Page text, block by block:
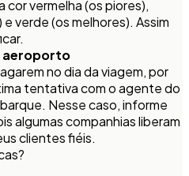
cor vermelha (os piores),
verde (os melhores). Assim
aeroporto
no dia da viagem, por
tentativa com o agente do
Nesse caso, informe
algumas companhias liberam
clientes fiéis.